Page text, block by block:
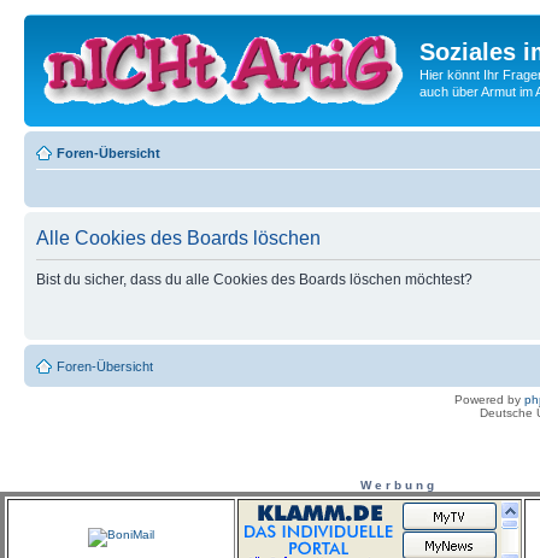
Soziales
Hier könnt Ihr
auch über Armut im
Foren-Übersicht
Alle Cookies des Boards löschen
Bist du sicher, dass du alle Cookies des Boards löschen möchtest?
Foren-Übersicht
Powered by
Deutsche
W e r b u n g